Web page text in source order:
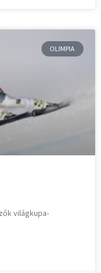
OLIMPIA
világkupa-